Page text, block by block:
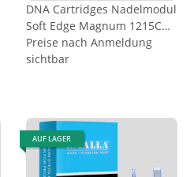
DNA Cartridges Nadelmodul
Soft Edge Magnum 1215CM
0,35mm
Preise nach Anmeldung
sichtbar
AUF LAGER